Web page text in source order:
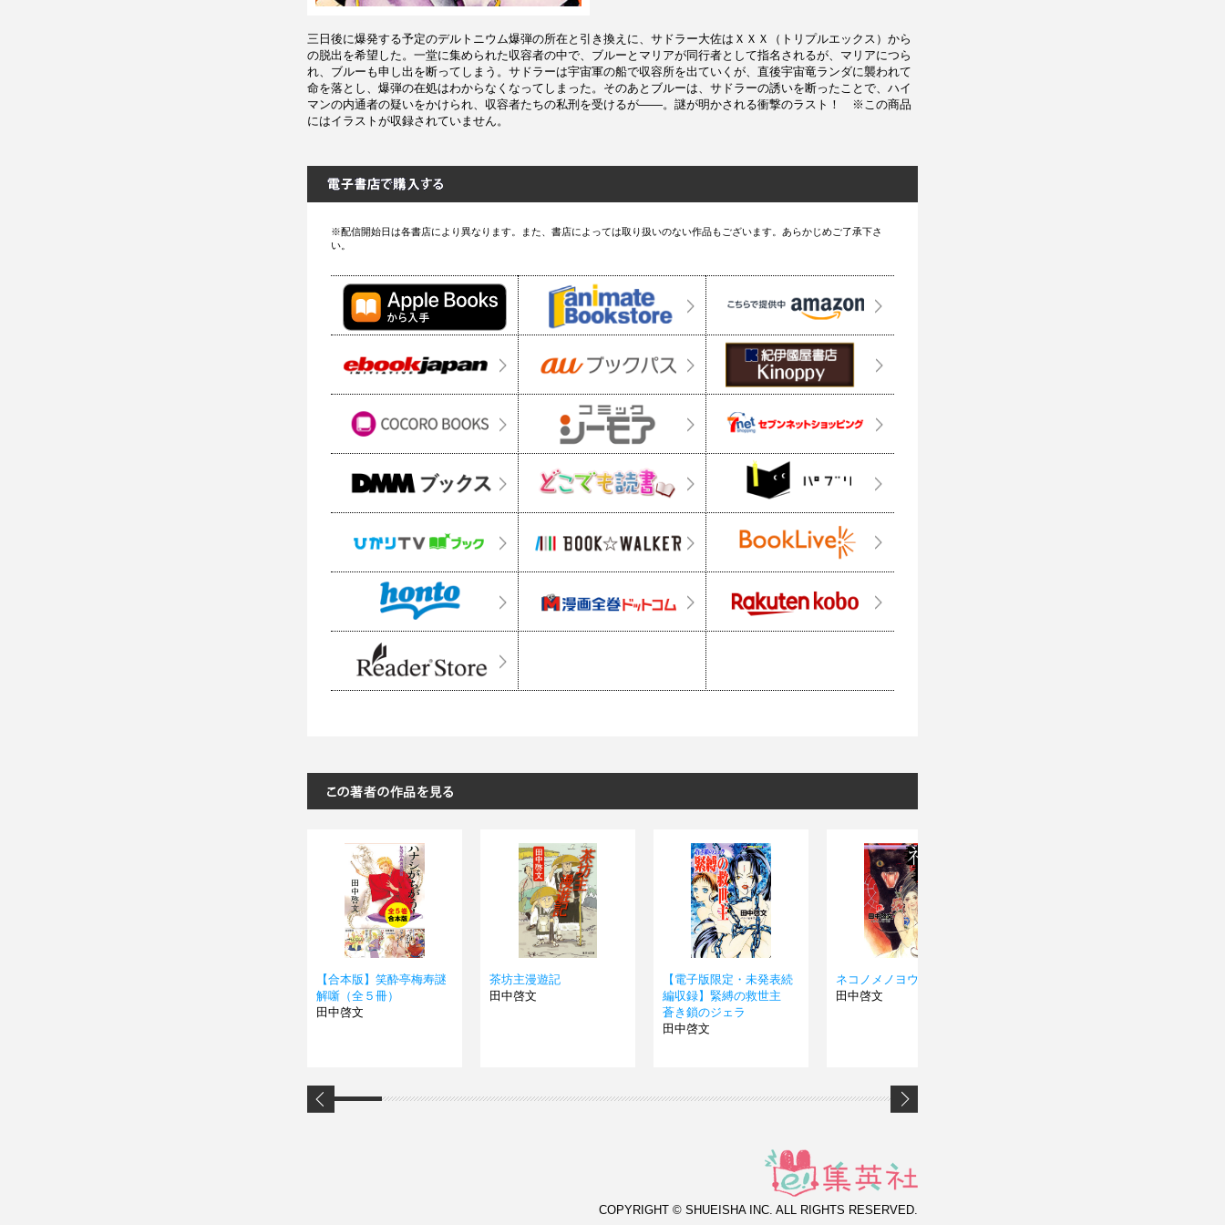
三日後に爆発する予定のデルトニウム爆弾の所在と引き換えに、サドラー大佐はＸＸＸ（トリプルエックス）から
の脱出を希望した。一堂に集められた収容者の中で、ブルーとマリアが同行者として指名されるが、マリアにつら
れ、ブルーも申し出を断ってしまう。サドラーは宇宙軍の船で収容所を出ていくが、直後宇宙竜ランダに襲われて
命を落とし、爆弾の在処はわからなくなってしまった。そのあとブルーは、サドラーの誘いを断ったことで、ハイ
マンの内通者の疑いをかけられ、収容者たちの私刑を受けるが――。謎が明かされる衝撃のラスト！ ※この商品
にはイラストが収録されていません。
※配信開始日は各書店により異なります。また、書店によっては取り扱いのない作品もございます。あらかじめご了承下さ
い。
【合本版】笑酔亭梅寿謎
解噺（全５冊）
田中啓文
茶坊主漫遊記
田中啓文
【電子版限定・未発表続
編収録】緊縛の救世主
蒼き鎖のジェラ
田中啓文
ネコノメノヨウニ…
田中啓文
COPYRIGHT © SHUEISHA INC. ALL RIGHTS RESERVED.